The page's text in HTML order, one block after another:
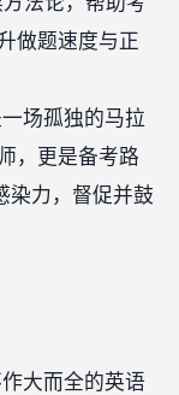
做题速度与正
场孤独的马拉
，更是备考路
染力，督促并鼓
大而全的英语